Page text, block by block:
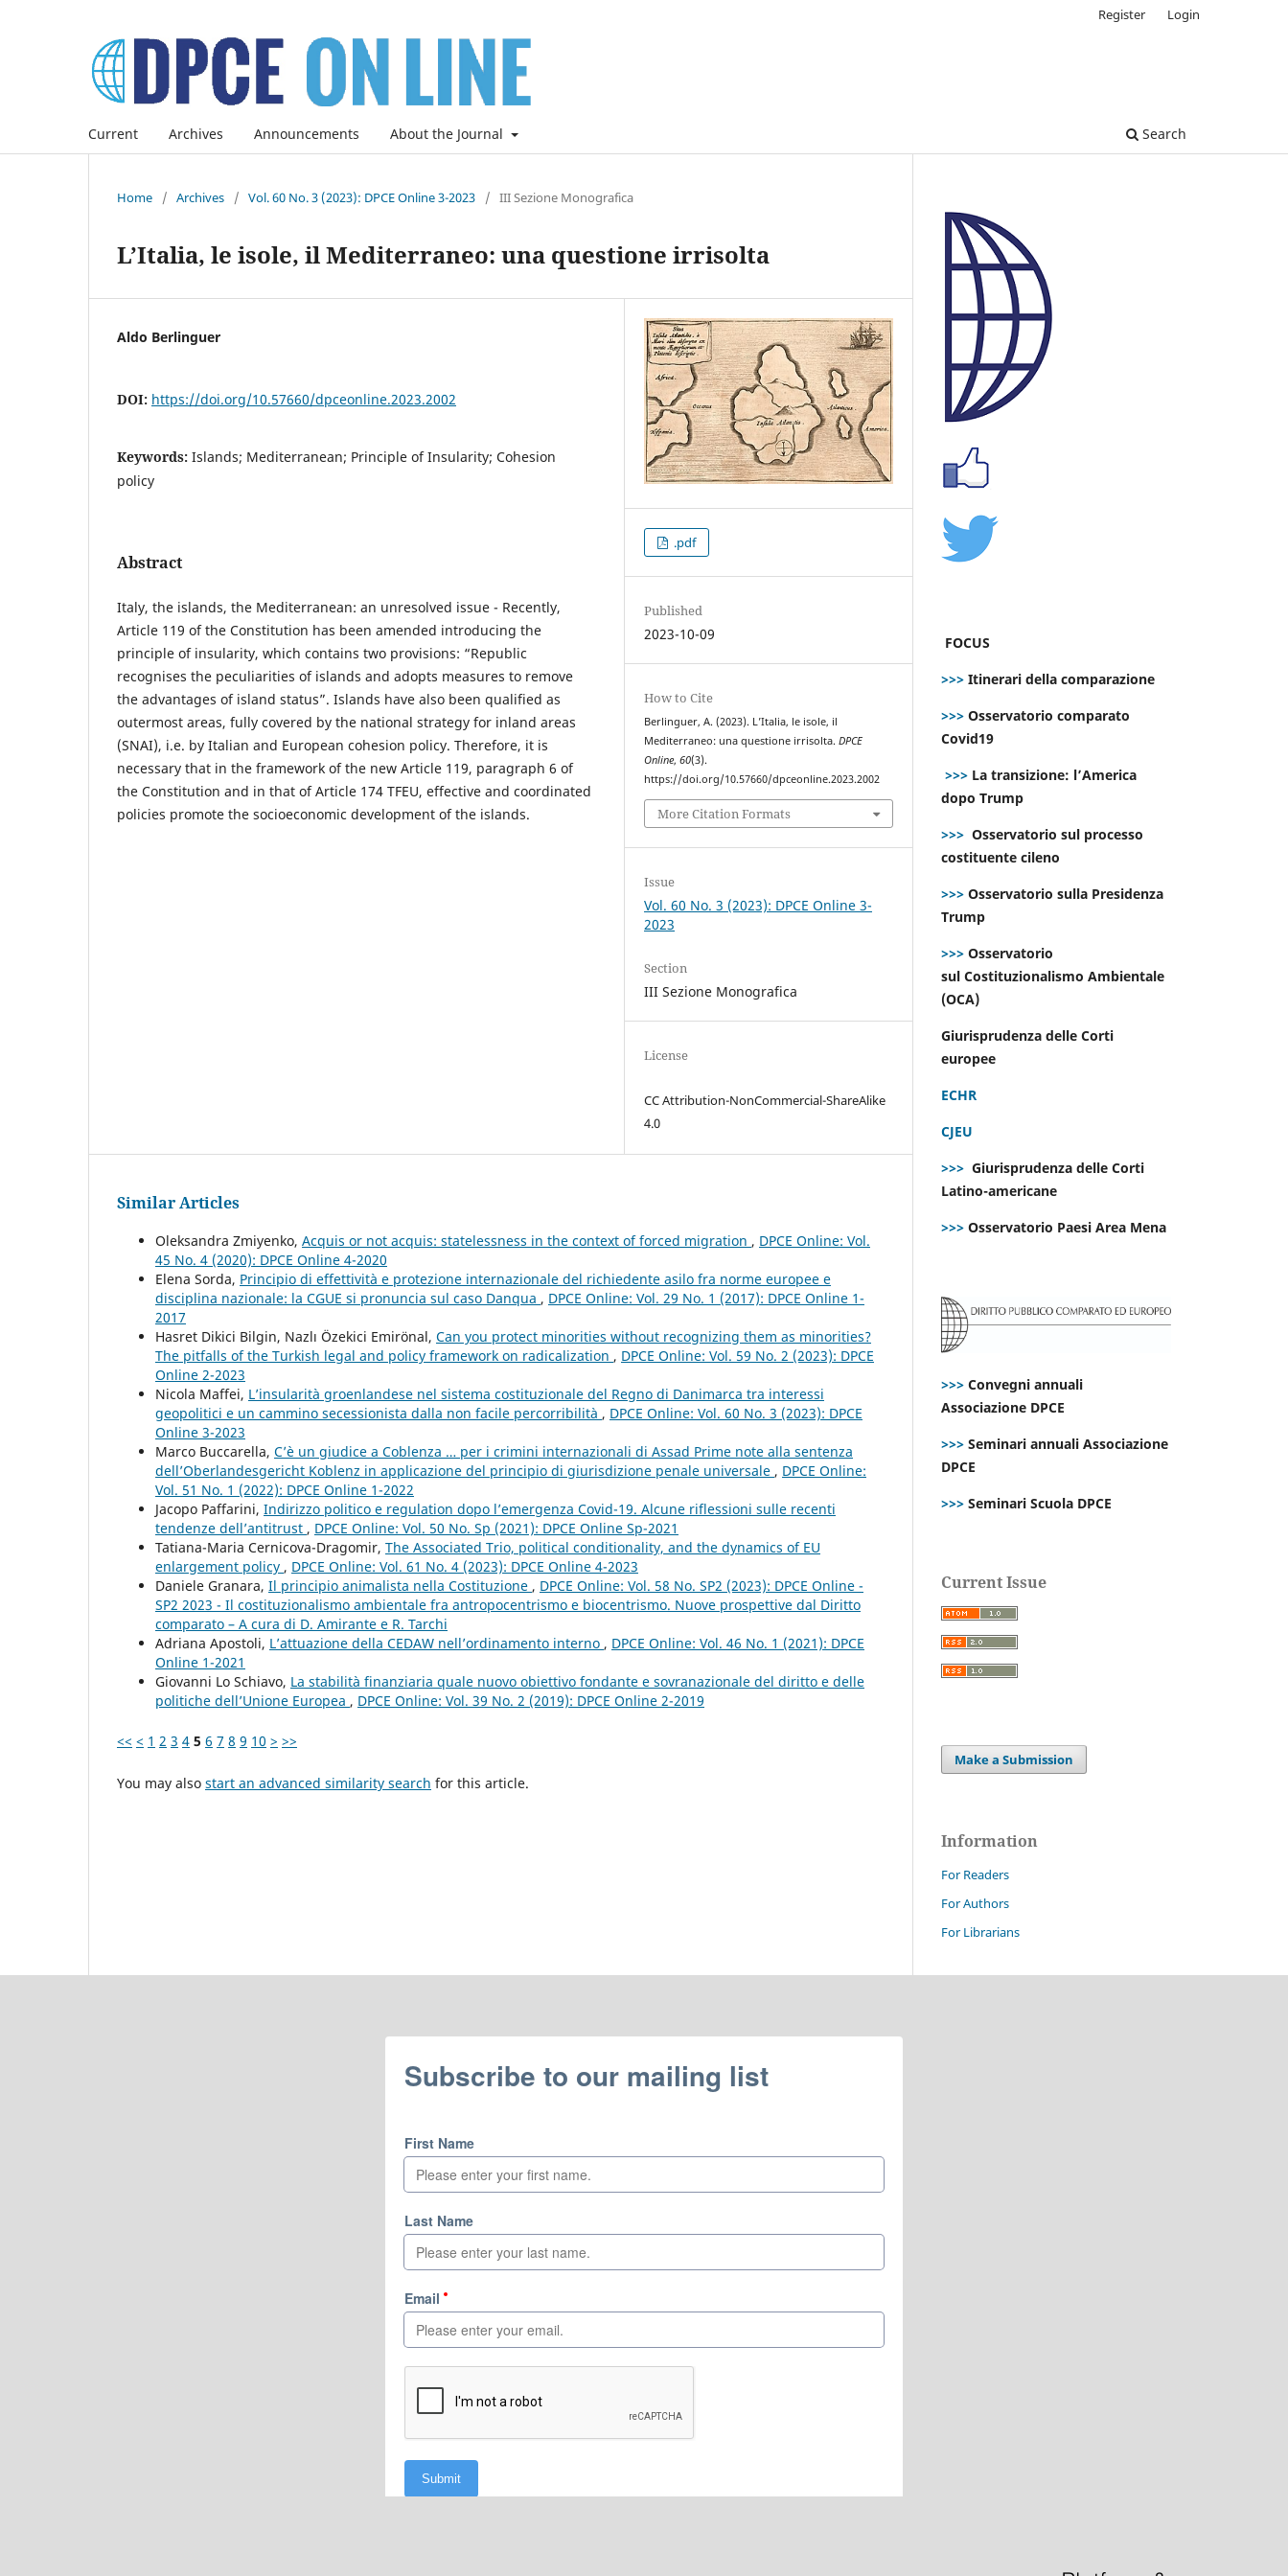
Current Archives Announcements About the Journal Search
Register Login
Home / Archives / Vol. 60 No. 3 (2023): DPCE Online 3-2023 / III Sezione Monografica
L’Italia, le isole, il Mediterraneo: una questione irrisolta
Aldo Berlinguer
DOI: https://doi.org/10.57660/dpceonline.2023.2002
Keywords: Islands; Mediterranean; Principle of Insularity; Cohesion
policy
Abstract
Italy, the islands, the Mediterranean: an unresolved issue - Recently,
Article 119 of the Constitution has been amended introducing the
principle of insularity, which contains two provisions: “Republic
recognises the peculiarities of islands and adopts measures to remove
the advantages of island status”. Islands have also been qualified as
outermost areas, fully covered by the national strategy for inland areas
(SNAI), i.e. by Italian and European cohesion policy. Therefore, it is
necessary that in the framework of the new Article 119, paragraph 6 of
the Constitution and in that of Article 174 TFEU, effective and coordinated
policies promote the socioeconomic development of the islands.
.pdf
Published
2023-10-09
How to Cite
Berlinguer, A. (2023). L’Italia, le isole, il
Mediterraneo: una questione irrisolta.DPCE
Online,60(3).
https://doi.org/10.57660/dpceonline.2023.2002
More Citation Formats
Issue
Vol. 60 No. 3 (2023): DPCE Online 3-
2023
Section
III Sezione Monografica
License
CC Attribution-NonCommercial-ShareAlike
4.0
Similar Articles
Oleksandra Zmiyenko, Acquis or not acquis: statelessness in the context of forced migration , DPCE Online: Vol.
45 No. 4 (2020): DPCE Online 4-2020
Elena Sorda, Principio di effettività e protezione internazionale del richiedente asilo fra norme europee e
disciplina nazionale: la CGUE si pronuncia sul caso Danqua , DPCE Online: Vol. 29 No. 1 (2017): DPCE Online 1-
2017
Hasret Dikici Bilgin, Nazlı Özekici Emirönal, Can you protect minorities without recognizing them as minorities?
The pitfalls of the Turkish legal and policy framework on radicalization , DPCE Online: Vol. 59 No. 2 (2023): DPCE
Online 2-2023
Nicola Maffei, L’insularità groenlandese nel sistema costituzionale del Regno di Danimarca tra interessi
geopolitici e un cammino secessionista dalla non facile percorribilità , DPCE Online: Vol. 60 No. 3 (2023): DPCE
Online 3-2023
Marco Buccarella, C’è un giudice a Coblenza … per i crimini internazionali di Assad Prime note alla sentenza
dell’Oberlandesgericht Koblenz in applicazione del principio di giurisdizione penale universale , DPCE Online:
Vol. 51 No. 1 (2022): DPCE Online 1-2022
Jacopo Paffarini, Indirizzo politico e regulation dopo l’emergenza Covid-19. Alcune riflessioni sulle recenti
tendenze dell’antitrust , DPCE Online: Vol. 50 No. Sp (2021): DPCE Online Sp-2021
Tatiana-Maria Cernicova-Dragomir, The Associated Trio, political conditionality, and the dynamics of EU
enlargement policy , DPCE Online: Vol. 61 No. 4 (2023): DPCE Online 4-2023
Daniele Granara, Il principio animalista nella Costituzione , DPCE Online: Vol. 58 No. SP2 (2023): DPCE Online -
SP2 2023 - Il costituzionalismo ambientale fra antropocentrismo e biocentrismo. Nuove prospettive dal Diritto
comparato – A cura di D. Amirante e R. Tarchi
Adriana Apostoli, L’attuazione della CEDAW nell’ordinamento interno , DPCE Online: Vol. 46 No. 1 (2021): DPCE
Online 1-2021
Giovanni Lo Schiavo, La stabilità finanziaria quale nuovo obiettivo fondante e sovranazionale del diritto e delle
politiche dell’Unione Europea , DPCE Online: Vol. 39 No. 2 (2019): DPCE Online 2-2019
<< < 1 2 3 4 5 6 7 8 9 10 > >>
You may also start an advanced similarity search for this article.
FOCUS
>>> Itinerari della comparazione
>>> Osservatorio comparato
Covid19
>>> La transizione: l’America
dopo Trump
>>> Osservatorio sul processo
costituente cileno
>>> Osservatorio sulla Presidenza
Trump
>>> Osservatorio
sul Costituzionalismo Ambientale
(OCA)
Giurisprudenza delle Corti
europee
ECHR
CJEU
>>> Giurisprudenza delle Corti
Latino-americane
>>> Osservatorio Paesi Area Mena
>>> Convegni annuali
Associazione DPCE
>>> Seminari annuali Associazione
DPCE
>>> Seminari Scuola DPCE
Current Issue
Make a Submission
Information
For Readers
For Authors
For Librarians